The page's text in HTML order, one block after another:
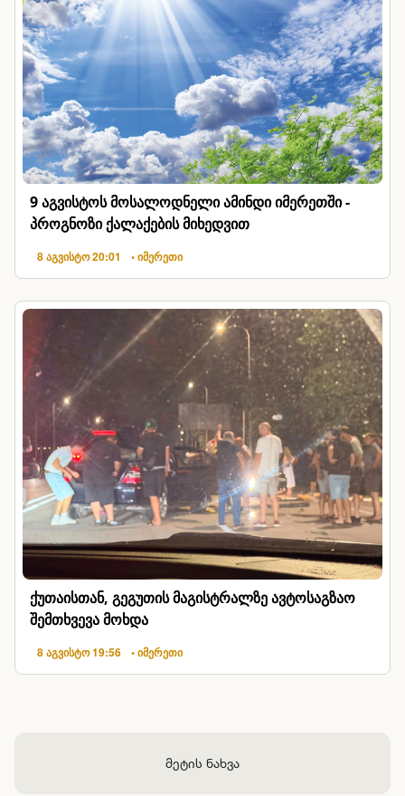
9 აგვისტოს მოსალოდნელი ამინდი იმერეთში -
პროგნოზი ქალაქების მიხედვით
8 აგვისტო 20:01 • იმერეთი
ქუთაისთან, გეგუთის მაგისტრალზე ავტოსაგზაო
შემთხვევა მოხდა
8 აგვისტო 19:56 • იმერეთი
მეტის ნახვა